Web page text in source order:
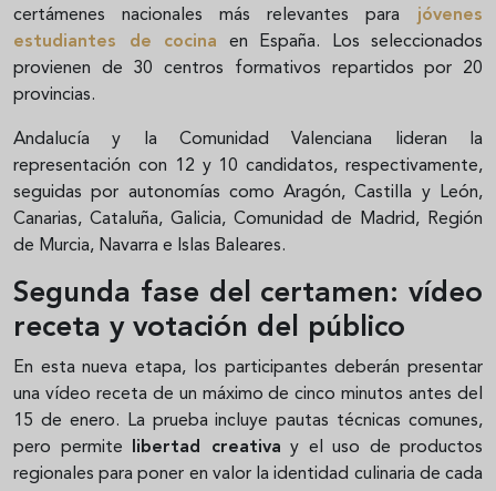
certámenes nacionales más relevantes para jóvenes
estudiantes de cocina en España. Los seleccionados
provienen de 30 centros formativos repartidos por 20
provincias.
Andalucía y la Comunidad Valenciana lideran la
representación con 12 y 10 candidatos, respectivamente,
seguidas por autonomías como Aragón, Castilla y León,
Canarias, Cataluña, Galicia, Comunidad de Madrid, Región
de Murcia, Navarra e Islas Baleares.
Segunda fase del certamen: vídeo
receta y votación del público
En esta nueva etapa, los participantes deberán presentar
una vídeo receta de un máximo de cinco minutos antes del
15 de enero. La prueba incluye pautas técnicas comunes,
pero permite libertad creativa y el uso de productos
regionales para poner en valor la identidad culinaria de cada